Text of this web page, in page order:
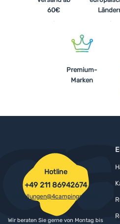
60€
Premium-
Marken
Hotline
+49 211 86942674
bestellungen@4campingshop.de
Wir beraten Sie gerne von Montag bis